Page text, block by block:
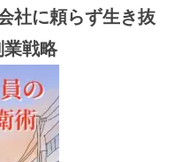
社に頼らず生き抜
業戦略